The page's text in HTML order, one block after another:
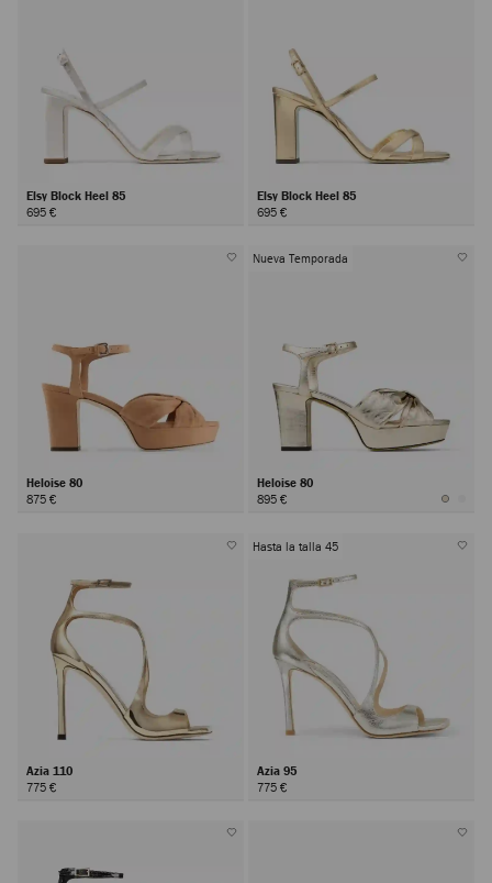
Elsy Block Heel 85
695 €
Elsy Block Heel 85
695 €
Heloise 80
875 €
Nueva Temporada
Heloise 80
895 €
Azia 110
775 €
Hasta la talla 45
Azia 95
775 €